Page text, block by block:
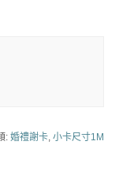
:婚禮謝卡 ,小卡尺寸1M